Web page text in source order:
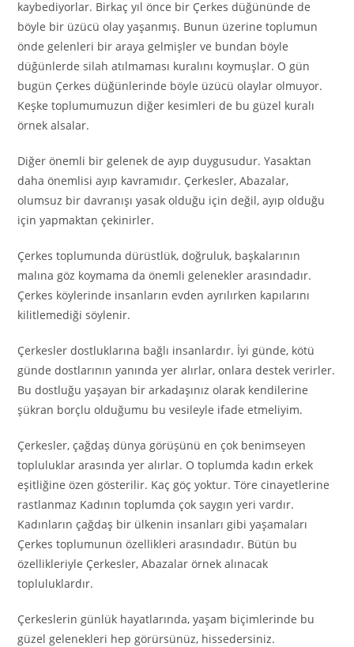
kaybediyorlar. Birkaç yıl önce bir Çerkes düğününde de
böyle bir üzücü olay yaşanmış. Bunun üzerine toplumun
önde gelenleri bir araya gelmişler ve bundan böyle
düğünlerde silah atılmaması kuralını koymuşlar. O gün
bugün Çerkes düğünlerinde böyle üzücü olaylar olmuyor.
Keşke toplumumuzun diğer kesimleri de bu güzel kuralı
örnek alsalar.
Diğer önemli bir gelenek de ayıp duygusudur. Yasaktan
daha önemlisi ayıp kavramıdır. Çerkesler, Abazalar,
olumsuz bir davranışı yasak olduğu için değil, ayıp olduğu
için yapmaktan çekinirler.
Çerkes toplumunda dürüstlük, doğruluk, başkalarının
malına göz koymama da önemli gelenekler arasındadır.
Çerkes köylerinde insanların evden ayrılırken kapılarını
kilitlemediği söylenir.
Çerkesler dostluklarına bağlı insanlardır. İyi günde, kötü
günde dostlarının yanında yer alırlar, onlara destek verirler.
Bu dostluğu yaşayan bir arkadaşınız olarak kendilerine
şükran borçlu olduğumu bu vesileyle ifade etmeliyim.
Çerkesler, çağdaş dünya görüşünü en çok benimseyen
topluluklar arasında yer alırlar. O toplumda kadın erkek
eşitliğine özen gösterilir. Kaç göç yoktur. Töre cinayetlerine
rastlanmaz Kadının toplumda çok saygın yeri vardır.
Kadınların çağdaş bir ülkenin insanları gibi yaşamaları
Çerkes toplumunun özellikleri arasındadır. Bütün bu
özellikleriyle Çerkesler, Abazalar örnek alınacak
topluluklardır.
Çerkeslerin günlük hayatlarında, yaşam biçimlerinde bu
güzel gelenekleri hep görürsünüz, hissedersiniz.